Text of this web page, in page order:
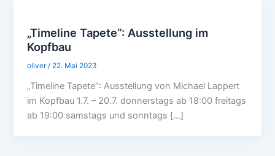
„Timeline Tapete“: Ausstellung im
Kopfbau
oliver/ 22. Mai 2023
„Timeline Tapete“: Ausstellung von Michael Lappert
im Kopfbau 1.7. – 20.7. donnerstags ab 18:00 freitags
ab 19:00 samstags und sonntags […]